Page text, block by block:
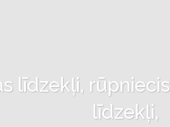
līdzekļi,
līdzekļi,